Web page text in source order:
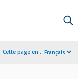
Cette page en : Français